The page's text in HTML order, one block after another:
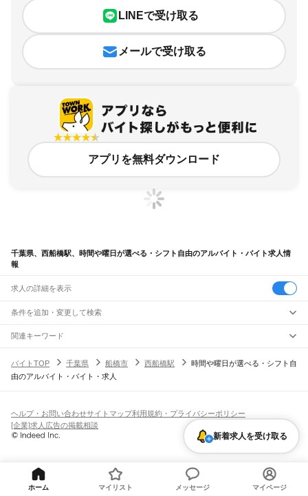
LINEで受け取る
メールで受け取る
アプリを無料ダウンロード
千葉県、西船橋駅、時間や曜日が選べる・シフト自由のアルバイト・バイト求人情
報
求人の詳細を表示
条件を追加・変更して検索
市区町村を追加・変更
千葉県すべて
千葉市 すべて
旭市習志野市柏市勝浦市市原市流山市八千代市我孫子市鴨川市鎌ケ谷市
君津市富津市浦安市 印西市
匝瑳市香取市 印旛郡 香取郡山武郡長生郡夷隅郡
駅を追加・変更
JR中央・総武線
市川駅本八幡駅下総中山駅 東船橋駅
新検見川駅
市川駅
稲毛駅 都賀駅四街道駅
佐倉駅
南酒々井駅
日向駅 横芝駅飯倉駅 干潟駅
飯岡駅倉橋駅 松岸駅 銚子駅
職種を追加・変更
飲食・フードサービスすべて
ホールスタッフキッチンスタッフ 精肉・鮮魚加工
パン屋（ベーカリー）
バー（BAR）・バーテンダー
飲食店（店長・マネージャー）
営業・販売
営業テレフォンアポインター（テレアポ） ルートセールス
フードカウンター販売員 アパレル 家電量販店・携帯販売（携帯ショップ）
人気
日払いOK高校生歓迎 髪型・髪色自由ひげOKネイルOK
留学生・外国人活躍中
短期単発・1日OK
期間限定（春夏冬休み等）
シフト
平日のみOK 週1日からOK
雇用形態を追加・変更
契約社員
派遣社員
関連キーワード
バイトTOP
千葉県 船橋市 西船橋駅
時間や曜日が選べる・シフト自
由のアルバイト・バイト・求人
新着求人を受け取る
ヘルプ・お問い合わせサイトマップ利用規約・プライバシーポリシー
[企業]求人広告の掲載相談
ホーム マイリスト メッセージ マイページ